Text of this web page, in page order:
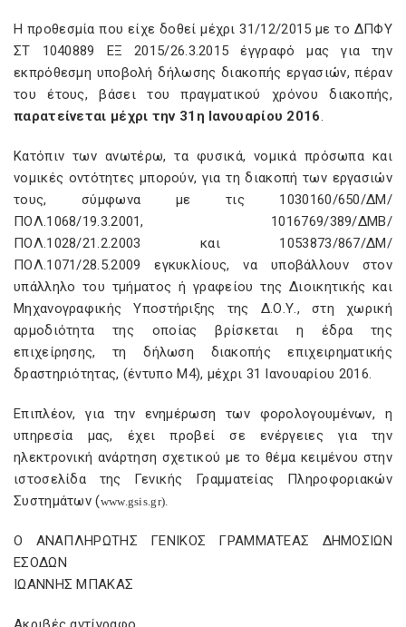
Η προθεσμία που είχε δοθεί μέχρι 31/12/2015 με το ΔΠΦΥ
ΣΤ 1040889 ΕΞ 2015/26.3.2015 έγγραφό μας για την
εκπρόθεσμη υποβολή δήλωσης διακοπής εργασιών, πέραν
του έτους, βάσει του πραγματικού χρόνου διακοπής,
παρατείνεται μέχρι την 31η Ιανουαρίου 2016.
Κατόπιν των ανωτέρω, τα φυσικά, νομικά πρόσωπα και
νομικές οντότητες μπορούν, για τη διακοπή των εργασιών
τους, σύμφωνα με τις 1030160/650/ΔΜ/
ΠΟΛ.1068/19.3.2001, 1016769/389/ΔΜΒ/
ΠΟΛ.1028/21.2.2003 και 1053873/867/ΔΜ/
ΠΟΛ.1071/28.5.2009 εγκυκλίους, να υποβάλλουν στον
υπάλληλο του τμήματος ή γραφείου της Διοικητικής και
Μηχανογραφικής Υποστήριξης της Δ.Ο.Υ., στη χωρική
αρμοδιότητα της οποίας βρίσκεται η έδρα της
επιχείρησης, τη δήλωση διακοπής επιχειρηματικής
δραστηριότητας, (έντυπο Μ4), μέχρι 31 Ιανουαρίου 2016.
Επιπλέον, για την ενημέρωση των φορολογουμένων, η
υπηρεσία μας, έχει προβεί σε ενέργειες για την
ηλεκτρονική ανάρτηση σχετικού με το θέμα κειμένου στην
ιστοσελίδα της Γενικής Γραμματείας Πληροφοριακών
Συστημάτων (www.gsis.gr).
Ο ΑΝΑΠΛΗΡΩΤΗΣ ΓΕΝΙΚΟΣ ΓΡΑΜΜΑΤΕΑΣ ΔΗΜΟΣΙΩΝ
ΕΣΟΔΩΝ
ΙΩΑΝΝΗΣ ΜΠΑΚΑΣ